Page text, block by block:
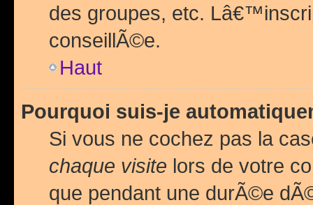
des groupes, etc.
conseillÃ©e.
Haut
Pourquoi suis-je
Si vous ne cochez pas la
chaque visite lors de votre
que pendant une durÃ©e